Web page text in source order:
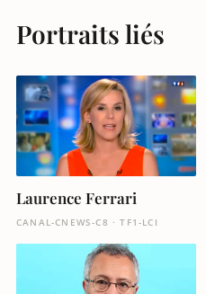
Portraits liés
Laurence Ferrari
CANAL-CNEWS-C8 · TF1-LCI